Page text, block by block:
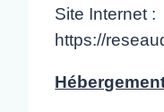
Site Internet :
https://